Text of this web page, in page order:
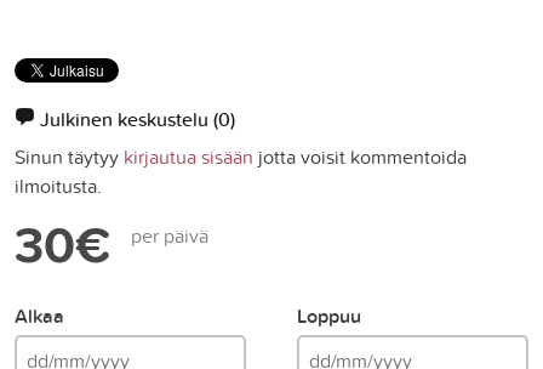
Julkinen keskustelu (0)
Sinun täytyy kirjautua sisään jotta voisit kommentoida
ilmoitusta.
30€ per päivä
Alkaa Loppuu